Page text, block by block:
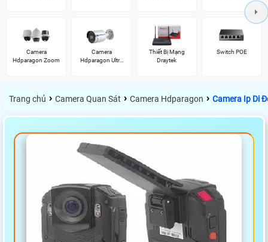
Camera
Hdparagon Zoom
Camera
Hdparagon Ultra
Thiết Bị Mạng
Draytek
Switch POE
Trang chủ › Camera Quan Sát › Camera Hdparagon › Camera Ip Di